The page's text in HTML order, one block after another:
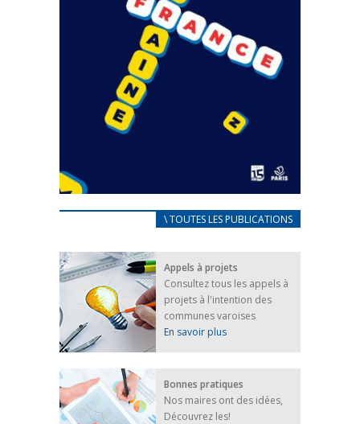
CARNET D’ACCUEIL
25 avril 2022
Afin d’accompagner au mieux les réfugiés
ukrainiens arrivés en France,...
FEUILLETER
\ TOUTES LES PUBLICATIONS
Appels à projets
Consultez tous les appels à
projets à l'intention des
communes varoises
En savoir plus
Bonnes pratiques
Nos maires ont des idées,
Découvrez les!